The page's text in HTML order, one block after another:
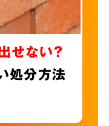
せない？
処分方法